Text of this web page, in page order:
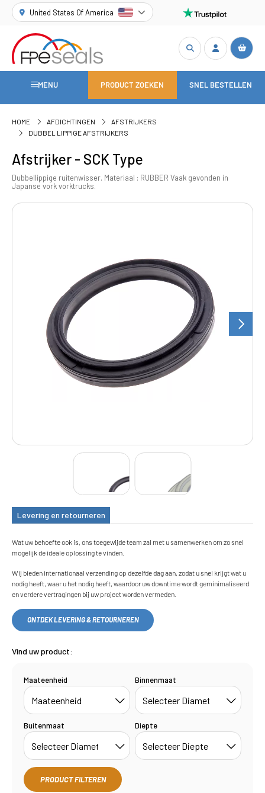
United States Of America
MENU PRODUCT ZOEKEN SNEL BESTELLEN
HOME AFDICHTINGEN
AFSTRIJKERS
DUBBEL LIPPIGE AFSTRIJKERS
Afstrijker - SCK Type
Dubbellippige ruitenwisser. Materiaal : RUBBER Vaak gevonden in
Japanse vork vorktrucks.
Levering en retourneren
Wat uw behoefte ook is, ons toegewijde team zal met u samenwerken om zo snel
mogelijk de ideale oplossing te vinden.
Wij bieden internationaal verzending op dezelfde dag aan, zodat u snel krijgt wat u
nodig heeft, waar u het nodig heeft, waardoor uw downtime wordt geminimaliseerd
en verdere vertragingen bij uw project worden vermeden.
ONTDEK LEVERING & RETOURNEREN
Vind uw product:
Maateenheid Binnenmaat
Buitenmaat Diepte
PRODUCT FILTEREN